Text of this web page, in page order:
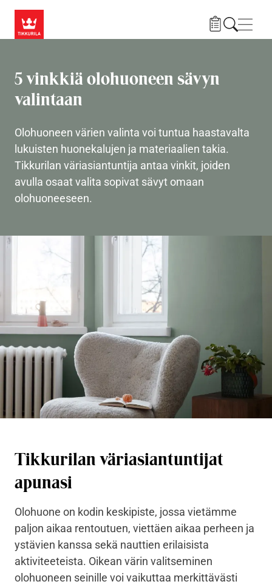
5 vinkkiä olohuoneen sävyn
valintaan
Olohuoneen värien valinta voi tuntua haastavalta
lukuisten huonekalujen ja materiaalien takia.
Tikkurilan väriasiantuntija antaa vinkit, joiden
avulla osaat valita sopivat sävyt omaan
olohuoneeseen.
Tikkurilan väriasiantuntijat
apunasi
Olohuone on kodin keskipiste, jossa vietämme
paljon aikaa rentoutuen, viettäen aikaa perheen ja
ystävien kanssa sekä nauttien erilaisista
aktiviteeteista. Oikean värin valitseminen
olohuoneen seinille voi vaikuttaa merkittävästi